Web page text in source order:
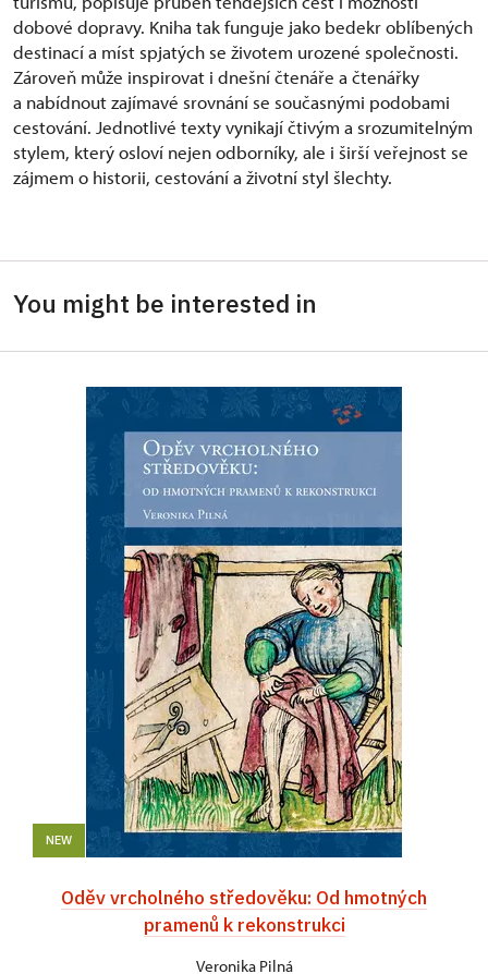
dobové dopravy. Kniha tak funguje jako bedekr oblíbených
destinací a míst spjatých se životem urozené společnosti.
Zároveň může inspirovat i dnešní čtenáře a čtenářky
a nabídnout zajímavé srovnání se současnými podobami
cestování. Jednotlivé texty vynikají čtivým a srozumitelným
stylem, který osloví nejen odborníky, ale i širší veřejnost se
zájmem o historii, cestování a životní styl šlechty.
You might be interested in
NEW
Oděv vrcholného středověku: Od hmotných
pramenů k rekonstrukci
Veronika Pilná